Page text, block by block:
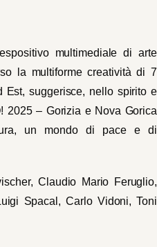
multimediale di arte
la multiforme creatività di 7
Est, suggerisce, nello spirito e
2025 – Gorizia e Nova Gorica
un mondo di pace e di
Claudio Mario Feruglio,
Spacal, Carlo Vidoni, Toni